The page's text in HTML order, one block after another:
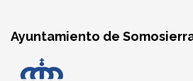
Ayuntamiento de